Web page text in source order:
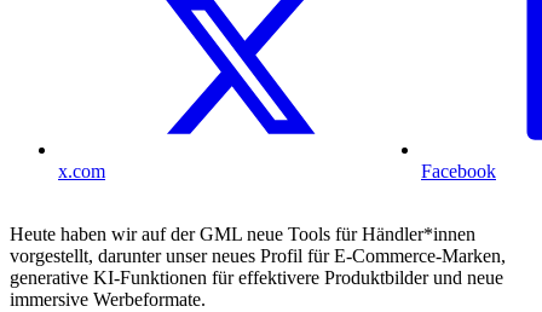
x.com Facebook
Heute haben wir auf der GML neue Tools für Händler*innen
vorgestellt, darunter unser neues Profil für E-Commerce-Marken,
generative KI-Funktionen für effektivere Produktbilder und neue
immersive Werbeformate.